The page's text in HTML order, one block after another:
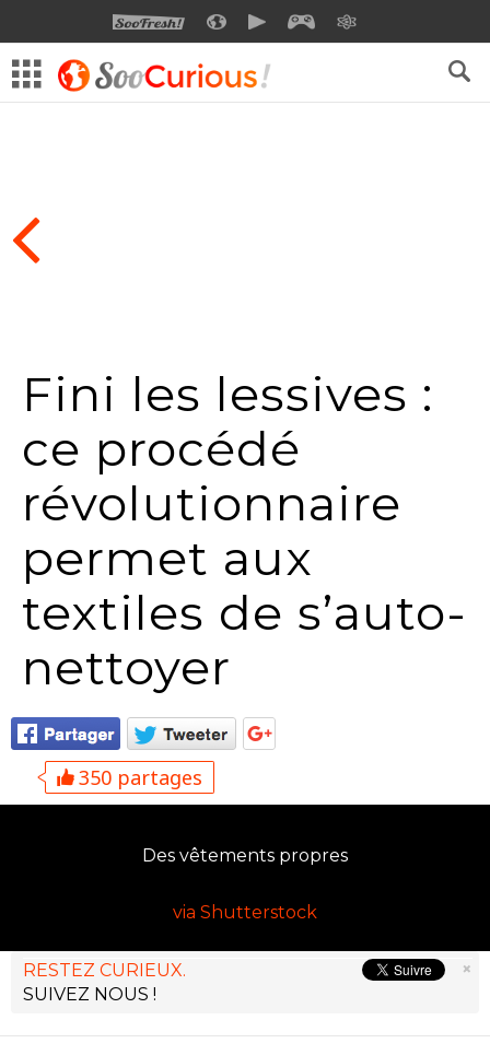
SOOFRESHSOOCURIOUSSOOMOTIONSOOGEEK
Fini les lessives :
ce procédé
révolutionnaire
permet aux
textiles de s’auto-
nettoyer
350 partages
Des vêtements propres
via Shutterstock
×
RESTEZ CURIEUX.
SUIVEZ NOUS !